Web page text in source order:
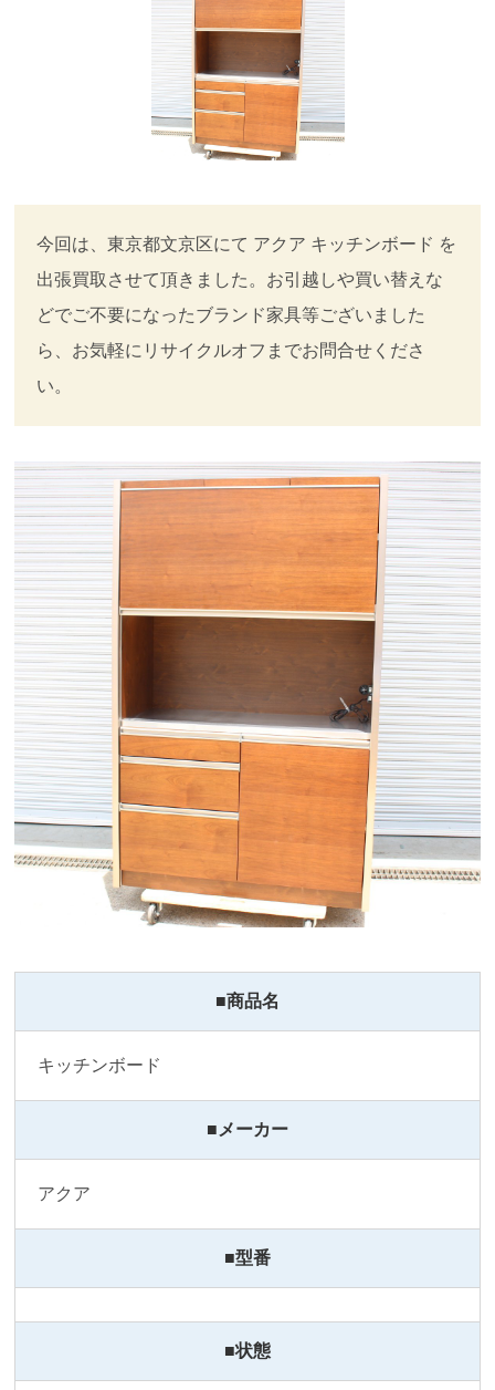
今回は、東京都文京区にて アクア キッチンボード を
出張買取させて頂きました。お引越しや買い替えな
どでご不要になったブランド家具等ございました
ら、お気軽にリサイクルオフまでお問合せくださ
い。
■商品名
キッチンボード
■メーカー
アクア
■型番
■状態